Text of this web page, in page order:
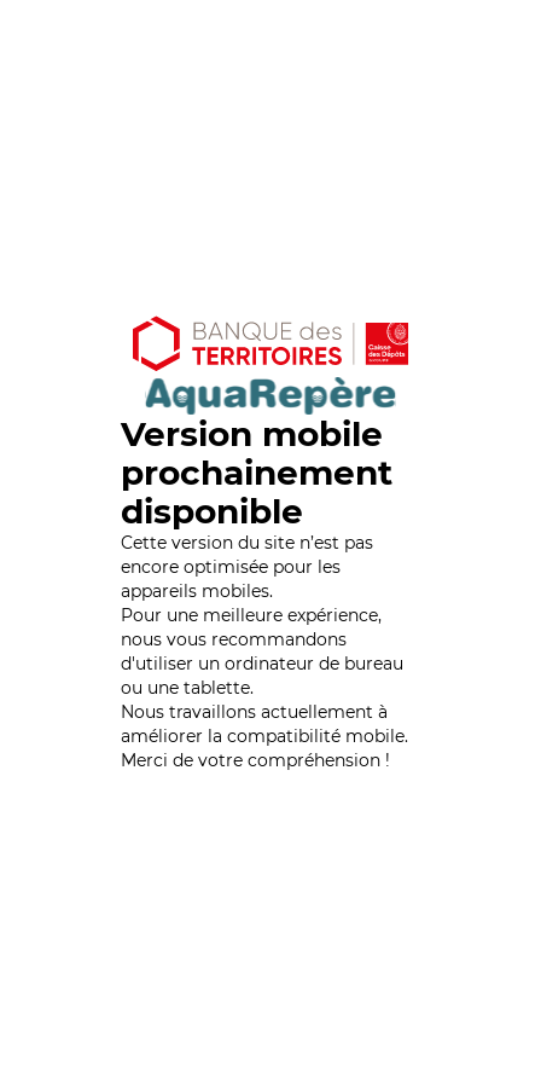
Version mobile
prochainement
disponible
Cette version du site n’est pas
encore optimisée pour les
appareils mobiles.
Pour une meilleure expérience,
nous vous recommandons
d'utiliser un ordinateur de bureau
ou une tablette.
Nous travaillons actuellement à
améliorer la compatibilité mobile.
Merci de votre compréhension !